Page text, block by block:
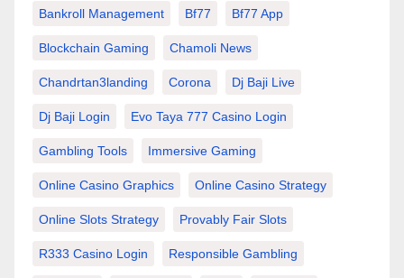
Bankroll Management Bf77 Bf77 App
Blockchain Gaming Chamoli News
Chandrtan3landing Corona Dj Baji Live
Dj Baji Login Evo Taya 777 Casino Login
Gambling Tools Immersive Gaming
Online Casino Graphics Online Casino Strategy
Online Slots Strategy Provably Fair Slots
R333 Casino Login Responsible Gambling